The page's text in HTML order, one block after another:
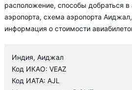
расположение, способы добраться в
аэропорта, схема аэропорта
информация о стоимости
Индия, Аиджал
Код ИКАО: VEAZ
Код ИАТА: AJL